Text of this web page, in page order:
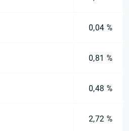
0,04 %
0,81 %
0,48 %
2,72 %